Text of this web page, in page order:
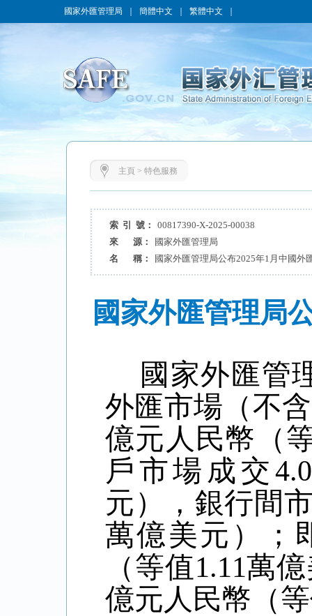
國家外匯管理局 簡體中文 繁體中文
主頁 > 特色服務
索 引 號：
00817390-X-2025-00038
來 源：
國家外匯管理局
名 稱：
國家外匯管理局公布2025年1月中國外
國家外匯管理局
國家外匯管
外匯市場（不
億元人民幣（
戶市場成交
元），銀行間
萬億美元）；
（等值1.11萬
億元人民幣（